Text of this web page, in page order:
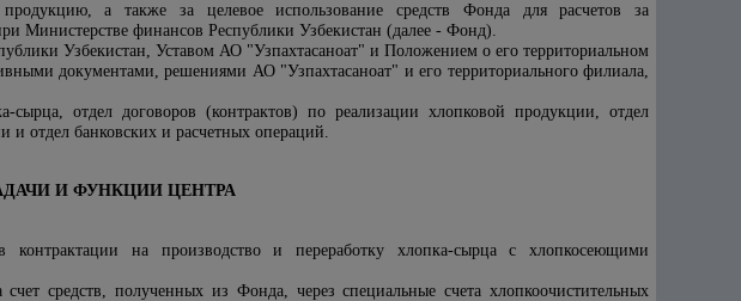
а также за целевое использование средств Фонда для расчетов за
Министерстве финансов Республики Узбекистан (далее - Фонд).
Узбекистан, Уставом АО "Узпахтасаноат" и Положением о его территориальном
документами, решениями АО "Узпахтасаноат" и его территориального филиала,
отдел договоров (контрактов) по реализации хлопковой продукции, отдел
и отдел банковских и расчетных операций.
И ФУНКЦИИ ЦЕНТРА
контрактации на производство и переработку хлопка-сырца с хлопкосеющими
средств, полученных из Фонда, через специальные счета хлопкоочистительных